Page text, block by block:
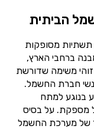
הביתית
מסופקות
ברחבי הארץ,
משימה שדורשת
חברת החשמל.
בנוגע למתח
מספקת. על בסיס
של מערכת החשמל